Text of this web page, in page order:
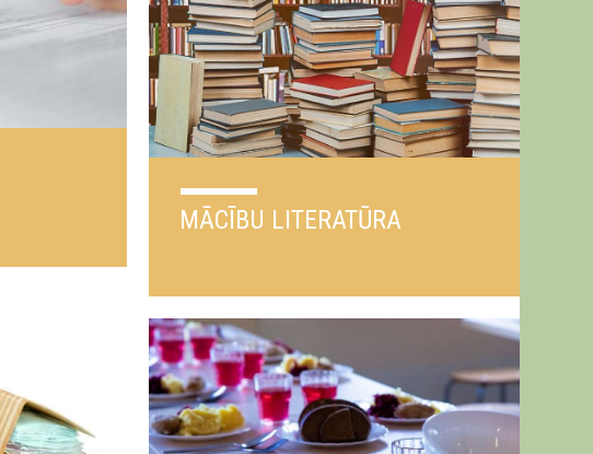
MĀCĪBU LITERATŪRA